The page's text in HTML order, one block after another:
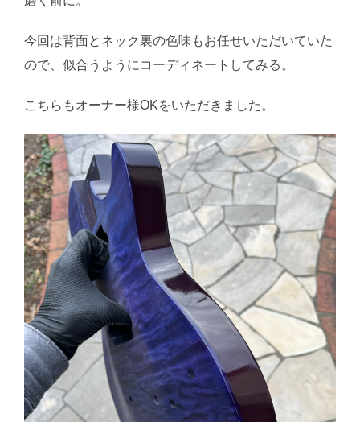
今回は背面とネック裏の色味もお任せいただいていた
ので、似合うようにコーディネートしてみる。
こちらもオーナー様OKをいただきました。